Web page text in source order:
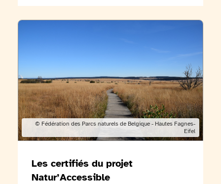
Copyright:
© Fédération des Parcs naturels de Belgique - Hautes Fagnes-
Eifel
Les certifiés du projet
Natur’Accessible
Voir l'article Les certifiés du projet Natur’Accessible